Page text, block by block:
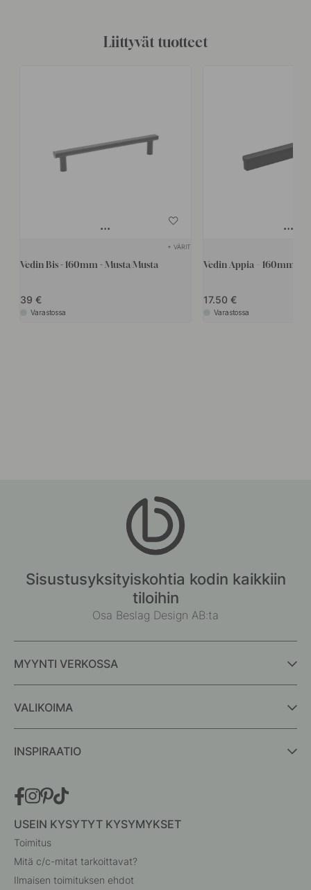
Liittyvät tuotteet
+ VÄRIT
Vedin Bis - 160mm - Musta/Musta
39
Varastossa
Vedin Appia – 160mm –
17.50
Varastossa
Sisustusyksityiskohtia kodin kaikkiin
tiloihin
Osa Beslag Design AB:ta
MYYNTI VERKOSSA
VALIKOIMA
INSPIRAATIO
USEIN KYSYTYT KYSYMYKSET
Toimitus
Mitä c/c-mitat tarkoittavat?
Ilmaisen toimituksen ehdot